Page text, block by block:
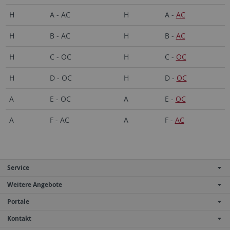
H A - AC H A - AC
H B - AC H B - AC
H C - OC H C - OC
H D - OC H D - OC
A E - OC A E - OC
A F - AC A F - AC
Service
Weitere Angebote
Portale
Kontakt